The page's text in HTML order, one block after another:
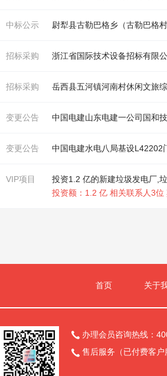
中标公示
招标采购
招标采购 岳西县五河镇河南村休闲文旅
变更公告 中国电建山东电建一公司国和
变更公告 中国电建水电八局基设L42202
VIP项目
投资1.2 亿的新建垃圾发电厂,
投资额：1.2 亿 相关联系人3位
首页 关于
 办理会员咨询热线：
 售后服务（已付费客